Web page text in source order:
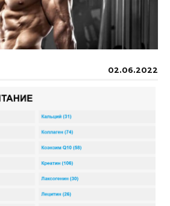
02.06.2022